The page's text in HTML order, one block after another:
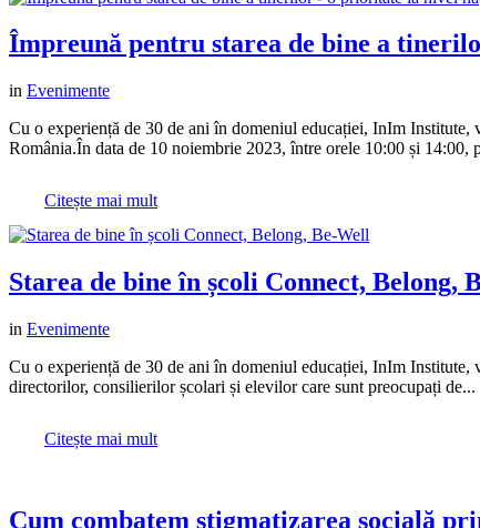
Împreună pentru starea de bine a
in Evenimente
Cu o experiență de 30 de ani în domeniul educației, InIm
România.În data de 10 noiembrie 2023, între orele 10:00 și 14:00,
Citește mai mult
Starea de bine în școli Connect, Belong,
in Evenimente
Cu o experiență de 30 de ani în domeniul educației, InIm
directorilor, consilierilor școlari și elevilor care sunt preocupați de...
Citește mai mult
Cum combatem stigmatizarea socială